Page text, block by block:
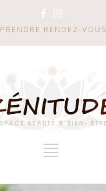
PRENDRE RENDEZ-VOUS